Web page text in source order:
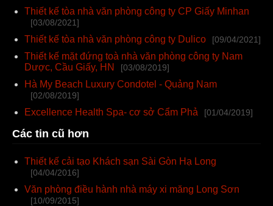
Thiết kế tòa nhà văn phòng công ty CP Giấy Minhan
[03/08/2021]
Thiết kế tòa nhà văn phòng công ty Dulico [09/04/2021]
Thiết kế mặt đứng toà nhà văn phòng công ty Nam
Dược, Cầu Giấy, HN
[03/08/2019]
Hà My Beach Luxury Condotel - Quảng Nam
[02/08/2019]
Excellence Health Spa- cơ sở Cẩm Phả [01/04/2019]
Các tin cũ hơn
Thiết kế cải tạo Khách sạn Sài Gòn Hạ Long
[04/04/2016]
Văn phòng điều hành nhà máy xi măng Long Sơn
[10/09/2015]